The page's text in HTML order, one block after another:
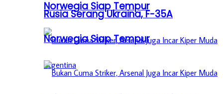
Norwegia Siap Tempur
Rusia Serang Ukraina, F-35A
Norwegia Siap Tempur